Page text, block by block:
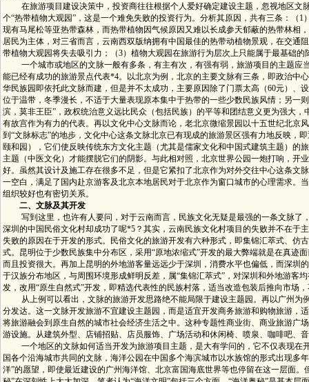
在旅游项目建设决策中，投资商往往根据个人爱好确定建设主题，忽视地区文
个“热带植物大观园”，这是一个难免失败的投资行为。分析其原因，共有三条：（
现有马尾松等亚热带森林，而热带植物因气候原因又难以长成参天郁蔽的热带林相
居民为主体，对三省而言，云南西双版纳拥有中国最佳的热带动植物景观，在交通
带植物大观园将失去吸引力；（3）植物大观园在旅游行为层次上只能属于最基础
一个城市或地区的文脉一般有多条，有主有次，有强有弱，旅游项目的主题应
能已经有成功的旅游景点代表*4。以北京为例，北京的主要文脉有三条，即政治中
华民族园即依托此文脉而建，但是并不太成功，主要原因除了门票太高（60元）、
位于温带，冬季漫长，不适于大量表现原本集中于热带的一些少数民族风情；另一
滨，莫非王臣”，政权统治意义远比民众（包括民族）的平等和团结意义更为强大
有故宫作为有力的代表。再以文化中心文脉而论，老北京微缩景园以十五世纪北京
到“文脉标志”的地步，文化中心这条文脉北京已有现成的旅游景区强有力地反映，
颐和园），它们使反映传统东方文化主题（尤其是儒家文化和中国式建筑主题）的
主题（中医文化）才能摆脱它们的阴影。与此相对照，北京世界公园一炮打响，开
好。虽然其设计及施工存在很多不足，但是它紧扣了北京作为对外交往中心这条文
一空白，满足了国内赴京游客及北京本地居民对于北京作为窗口城市的心理需求。
组织较好也有密切关系。
二、文脉及其开发
写到这里，也许有人要问，对于云南而言，民族文化无疑是最强的一条文脉了
深圳的中国民俗文化村却成功了呢*5？其实，云南民族文化村项目的失败并不在于
失败的原因在于开发的形式。民俗文化的旅游开发有六种形式，即集锦汇萃式、仿
式。昆明位于少数民族集中分布区，采用“原地浓缩式”开发的最大弊端就是在真迹
而且投资很大。再加上昆明的外地游客量远远少于深圳，消费水平也偏低，而深圳
于汉族分布地区，与周围环境形成鲜明反差，属“集锦汇萃式”，对深圳和外地游客
发，改用“原生自然式”开发，即精选代表性的民族村落，适当改造包装后推向市场
从上例可以看出，文脉的旅游开发思路绝不能局限于建设主题园。再以广州为
分发达。这一文脉开发旅游不宜建设主题园，而是适宜开发商务旅游和购物旅游，
将旅游融会到原生自然的城市社会经济生活之中。这种专题性商业街、商业旅游广
游设施。从建筑外型、店铺招贴、店员服饰、广场活动和休闲椅、喷泉、咖啡吧、
一个地区的文脉如何适当开发为旅游项目主题，是大有学问的，它不仅表现在
国各个沿海城市共同的文脉，海洋公园在中国多个海滨城市以水族馆的形式出现多
洋”的愿望，即使最近建设的广州海洋馆、北京富国海底世界等也停留在这一层面